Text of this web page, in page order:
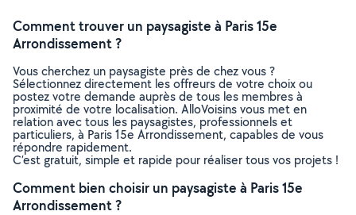
Comment trouver un paysagiste à Paris 15e
Arrondissement ?
Vous cherchez un paysagiste près de chez vous ?
Sélectionnez directement les offreurs de votre choix ou
postez votre demande auprès de tous les membres à
proximité de votre localisation. AlloVoisins vous met en
relation avec tous les paysagistes, professionnels et
particuliers, à Paris 15e Arrondissement, capables de vous
répondre rapidement.
C’est gratuit, simple et rapide pour réaliser tous vos projets !
Comment bien choisir un paysagiste à Paris 15e
Arrondissement ?